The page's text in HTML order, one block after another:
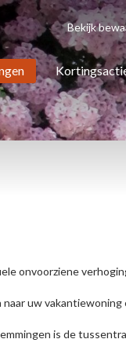
Bekijk
onvoorziene
uw
is de